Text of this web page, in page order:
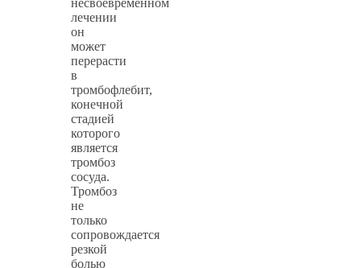
несвоевременном
лечении
он
может
перерасти
в
тромбофлебит,
конечной
стадией
которого
является
тромбоз
сосуда.
Тромбоз
не
только
сопровождается
резкой
болью